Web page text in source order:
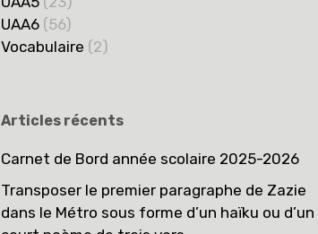
UAA6 (56)
Vocabulaire (2)
Articles récents
Carnet de Bord année scolaire 2025-2026
Transposer le premier paragraphe de Zazie
dans le Métro sous forme d’un haïku ou d’un